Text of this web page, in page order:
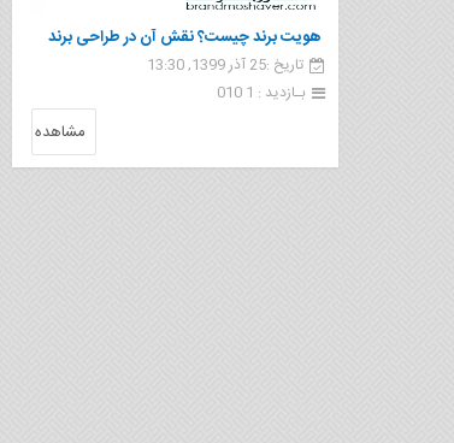
هویت برند چیست؟ نقش آن در طراحی برند
تاریخ :25 آذر 1399, 13:30
بـازدید : 1 010
مشاهده